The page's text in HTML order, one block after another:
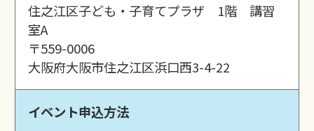
住之江区子ども・子育てプラザ 1階 講習
室A
〒559-0006
大阪府大阪市住之江区浜口西3-4-22
イベント申込方法